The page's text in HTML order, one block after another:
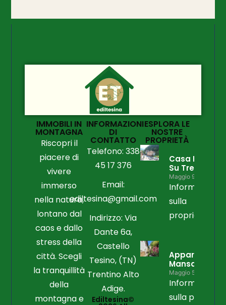
IMMOBILI IN
MONTAGNA
Riscopri il
piacere di
vivere
immerso
nella natura,
lontano dal
caos e dallo
stress della
città. Scegli
la tranquillità
della
montagna e
INFORMAZIONI
DI
CONTATTO
Telefono: 338
45 17 376
Email:
ediltesina@gmail.com
Indirizzo: Via
Dante 6a,
Castello
Tesino, (TN)
Trentino Alto
Adige.
Ediltesina©
ESPLORA LE
NOSTRE
PROPRIETÀ
Casa Libera
Su Tre Lati
Maggio 9, 2026
Informazioni
sulla
proprietà
Mansardato
Maggio 5, 2026
Informazioni
sulla